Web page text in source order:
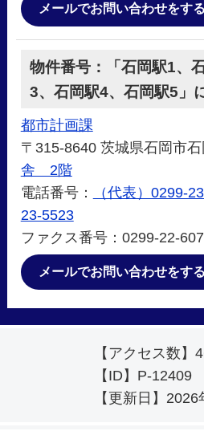
メールでお問い合わせをする
物件番号：「石岡駅1、
3、石岡駅4、石岡駅5」
都市計画課
〒315-8640 茨城県石岡市
舎 2階
電話番号：
（代表）0299-
23-5523
ファクス番号：0299-22-
メールでお問い合わせをする
【アクセス数】
【ID】 P-12409
【更新日】 2026